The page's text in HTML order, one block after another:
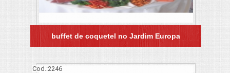
buffet de coquetel no Jardim Europa
Cod.:2246